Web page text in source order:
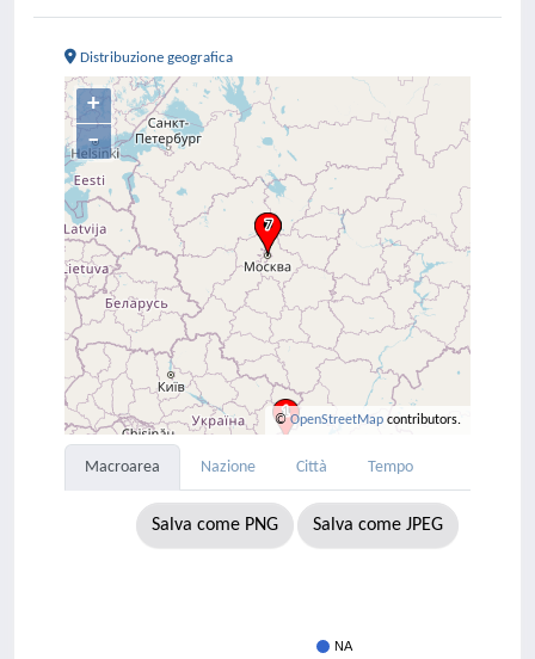
Distribuzione geografica
+
–
©OpenStreetMap contributors.
Macroarea Nazione Città Tempo
Salva come PNG Salva come JPEG
NA